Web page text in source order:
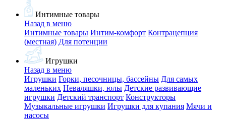
Интимные товары
Назад в меню
Интимные товары Интим-комфорт Контрацепция
(местная) Для потенции
Игрушки
Назад в меню
Игрушки Горки, песочницы, бассейны Для самых
маленьких Неваляшки, юлы Детские развивающие
игрушки Детский транспорт Конструкторы
Музыкальные игрушки Игрушки для купания Мячи и
насосы